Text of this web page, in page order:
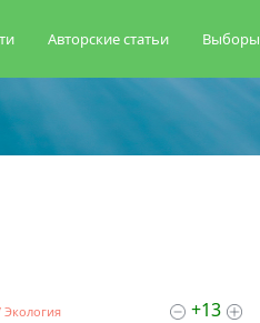
Авторские статьи Выборы
+13
Экология